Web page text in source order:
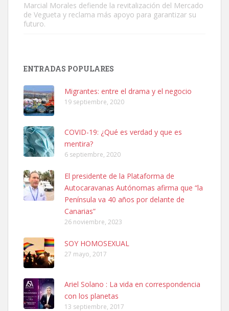
Leales.org » Gran Canaria
SHIBA PERDIDO AVDA JOSE MESA Y LOPEZ
PERRO MACHO RAZA SHIBA CON MICROCHIP PERDIDO HOY
06/07/2025 ZONA MESA Y LOPEZ. ES MUY ASUSTADIZO
Leales.org » Gran Canaria
6.7.2025
Ninfa perdida
El día 5 se los perdió una ninfa papillera, asustada tiene miedo a la
Marcial Morales defiende la revitalización del Mercado
de Vegueta y reclama más apoyo para garantizar su
futuro.
ENTRADAS POPULARES
Migrantes: entre el drama y el negocio
19 septiembre, 2020
COVID-19: ¿Qué es verdad y que es
mentira?
6 septiembre, 2020
El presidente de la Plataforma de
Autocaravanas Autónomas afirma que “la
Península va 40 años por delante de
Canarias”
26 noviembre, 2023
SOY HOMOSEXUAL
27 mayo, 2017
Ariel Solano : La vida en correspondencia
con los planetas
13 septiembre, 2017